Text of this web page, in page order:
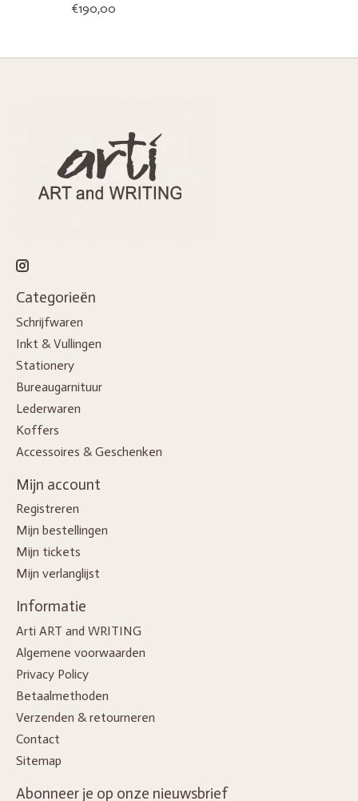
€190,00
Categorieën
Schrijfwaren
Inkt & Vullingen
Stationery
Bureaugarnituur
Lederwaren
Koffers
Accessoires & Geschenken
Mijn account
Registreren
Mijn bestellingen
Mijn tickets
Mijn verlanglijst
Informatie
Arti ART and WRITING
Algemene voorwaarden
Privacy Policy
Betaalmethoden
Verzenden & retourneren
Contact
Sitemap
Abonneer je op onze nieuwsbrief